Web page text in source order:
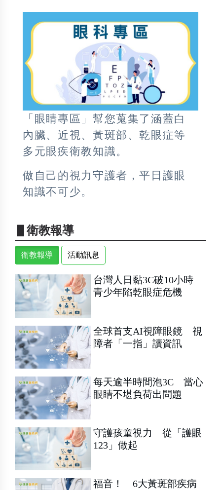
「眼睛專區」幫您蒐集了涵蓋白
內臟、近視、黃斑部、乾眼症等
多元眼疾衛教知識。
做自己的視力守護者，平日護眼
知識不可少。
▋衛教報導
衛教報導 活動訊息
台灣人日黏3C破10小時
青少年陷乾眼症危機
全球首支AI視障眼鏡 視
障者「一指」讀資訊
每天逾半時間泡3C 當心
眼睛不堪負荷出問題
守護孩童視力 從「護眼
123」做起
福音！ 6大黃斑部疾病